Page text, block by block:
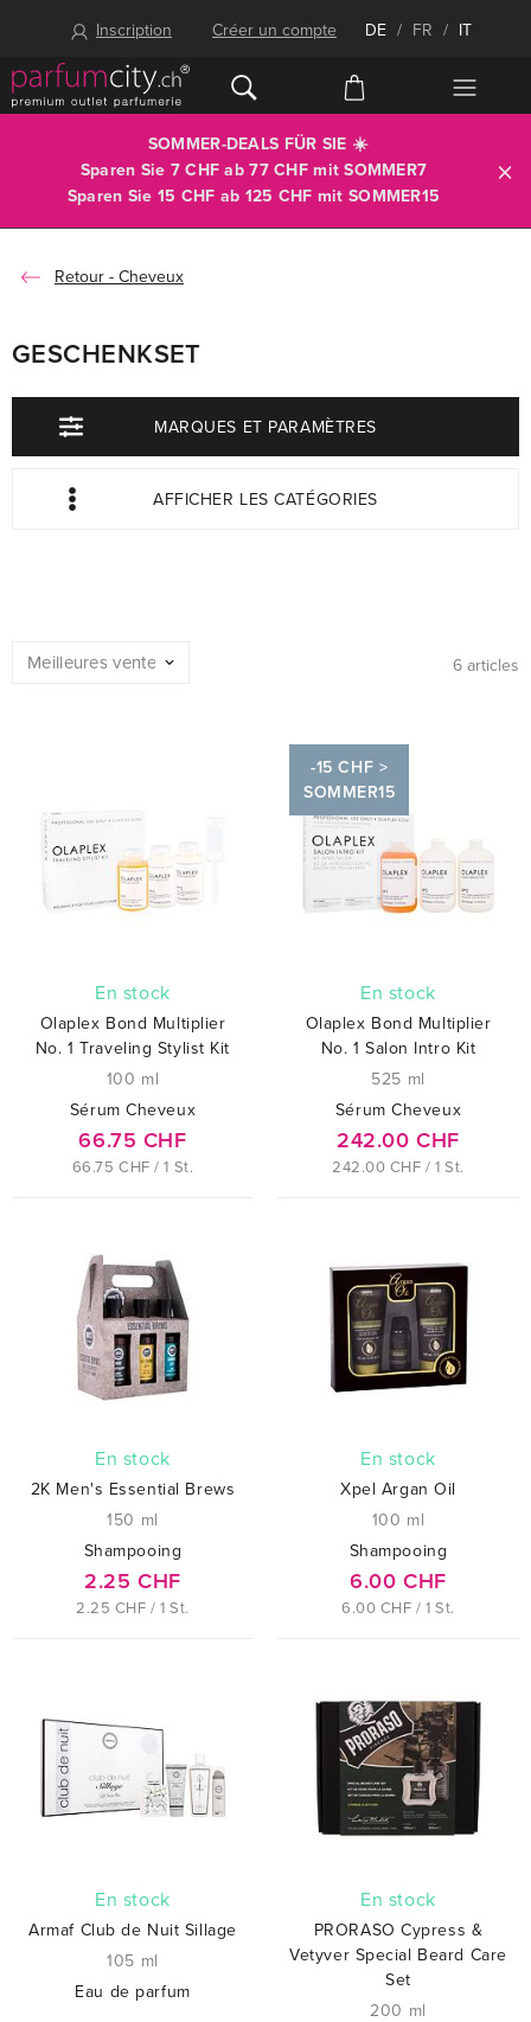
Inscription Créer un compte DE / FR / IT
SOMMER-DEALS FÜR SIE ☀️
Sparen Sie 7 CHF ab 77 CHF mitSOMMER7
Sparen Sie 15 CHF ab 125 CHF mit SOMMER15
Cheveux
GESCHENKSET
MARQUES ET PARAMÈTRES
AFFICHER LES CATÉGORIES
6 articles
En stock
Olaplex Bond Multiplier
No. 1 Traveling Stylist Kit
100 ml
Sérum Cheveux
66.75 CHF
66.75 CHF / 1 St.
-15 CHF >
SOMMER15
En stock
Olaplex Bond Multiplier
No. 1 Salon Intro Kit
525 ml
Sérum Cheveux
242.00 CHF
242.00 CHF / 1 St.
En stock
2K Men's Essential Brews
150 ml
Shampooing
2.25 CHF
2.25 CHF / 1 St.
En stock
Xpel Argan Oil
100 ml
Shampooing
6.00 CHF
6.00 CHF / 1 St.
En stock
Armaf Club de Nuit Sillage
105 ml
Eau de parfum
En stock
PRORASO Cypress &
Vetyver Special Beard Care
Set
200 ml